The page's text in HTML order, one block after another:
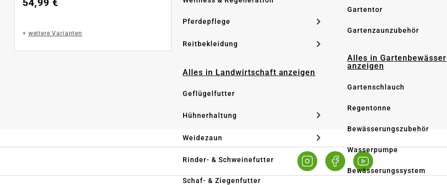
Pferdepflege
Reitbekleidung
Alles in Landwirtschaft anzeigen
Geflügelfutter
Hühnerhaltung
Weidezaun
Rinder- & Schweinefutter
Schaf- & Ziegenfutter
Gartentor
Gartenzaunzubehör
Alles in
anzeigen
Gartenschlauch
Regentonne
Bewässerungszubehör
Wasserpumpe
Bewässerungssystem
54,99 €
+ weitere Varianten